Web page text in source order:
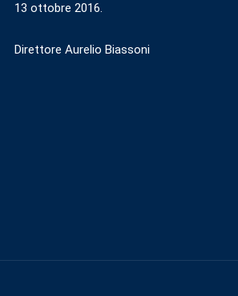
13 ottobre 2016.
Direttore Aurelio Biassoni